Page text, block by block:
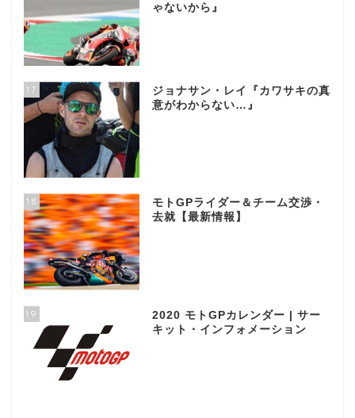
ゃないから』
17
ジョナサン・レイ『カワサキの真
意がわからない…』
18
モトGPライダー＆チーム交渉・
去就【最新情報】
19
2020 モトGPカレンダー | サー
キット・インフォメーション